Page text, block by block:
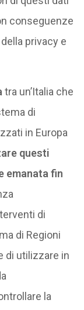
conseguenze
privacy e
tra un’Italia che
di
in Europa
questi
emanata fin
di
di Regioni
di utilizzare in
la